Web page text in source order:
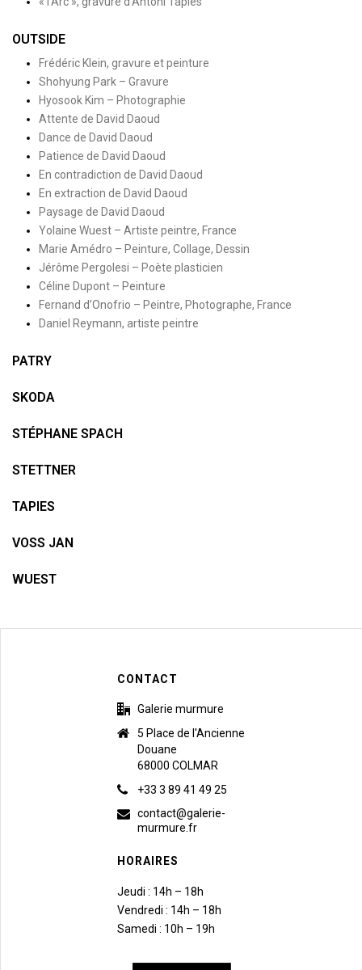
OUTSIDE
Frédéric Klein, gravure et peinture
Shohyung Park – Gravure
Hyosook Kim – Photographie
Attente de David Daoud
Dance de David Daoud
Patience de David Daoud
En contradiction de David Daoud
En extraction de David Daoud
Paysage de David Daoud
Yolaine Wuest – Artiste peintre, France
Marie Amédro – Peinture, Collage, Dessin
Jérôme Pergolesi – Poète plasticien
Céline Dupont – Peinture
Fernand d’Onofrio – Peintre, Photographe, France
Daniel Reymann, artiste peintre
PATRY
SKODA
STÉPHANE SPACH
STETTNER
TAPIES
VOSS JAN
WUEST
CONTACT
Galerie murmure
5 Place de l'Ancienne
Douane
68000 COLMAR
+33 3 89 41 49 25
contact@galerie-
murmure.fr
HORAIRES
Jeudi : 14h – 18h
Vendredi : 14h – 18h
Samedi : 10h – 19h